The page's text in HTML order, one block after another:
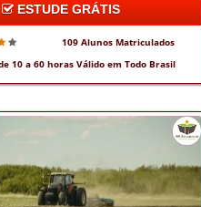
ESTUDE GRÁTIS
109 Alunos Matriculados
10 a 60 horas Válido em Todo Brasil